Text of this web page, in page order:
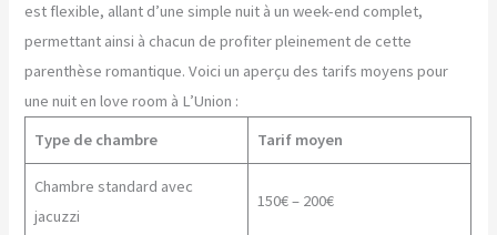
est flexible, allant d’une simple nuit à un week-end complet,
permettant ainsi à chacun de profiter pleinement de cette
parenthèse romantique. Voici un aperçu des tarifs moyens pour
une nuit en love room à L’Union :
Type de chambre
Tarif moyen
Chambre standard avec
jacuzzi
150€ – 200€